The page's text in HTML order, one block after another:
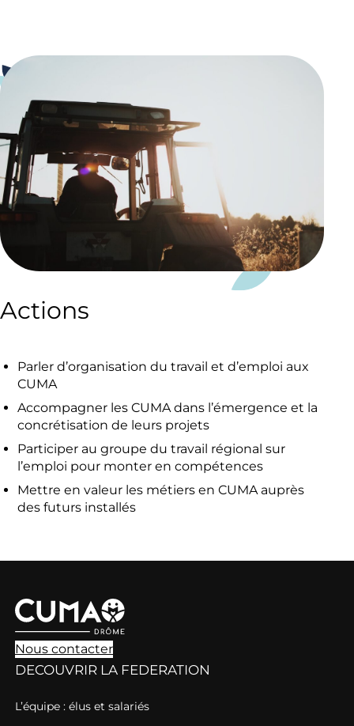
Actions
Parler d’organisation du travail et d’emploi aux
CUMA
Accompagner les CUMA dans l’émergence et la
concrétisation de leurs projets
Participer au groupe du travail régional sur
l’emploi pour monter en compétences
Mettre en valeur les métiers en CUMA auprès
des futurs installés
Nous contacter
DECOUVRIR LA FEDERATION
L’équipe : élus et salariés